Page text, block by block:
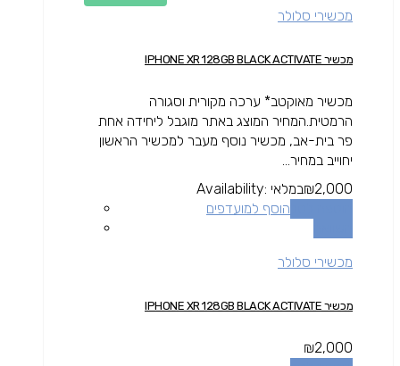
מכשירי סלולר
מכשיר IPHONE XR 128GB BLACK ACTIVATE
מכשיר מאוקטב* ערכה מקורית וסגורה
הרמטית.המחיר המוצג באתר מוגבל ליחידה אחת
פר בית-אב, מכשיר נוסף מעבר למכשיר הראשון
יחוייב במחיר...
₪2,000
Availability: במלאי
הוסף למועדפים
מכשירי סלולר
מכשיר IPHONE XR 128GB BLACK ACTIVATE
₪2,000